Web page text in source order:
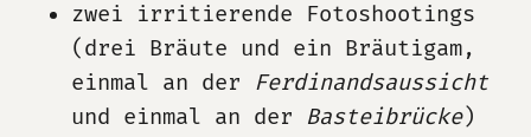
zwei irritierende Fotoshootings
(drei Bräute und ein Bräutigam,
einmal an der Ferdinandsaussicht
und einmal an der Basteibrücke)